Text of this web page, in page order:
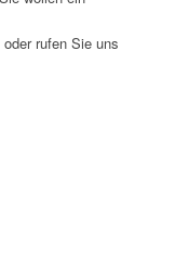
rufen Sie uns